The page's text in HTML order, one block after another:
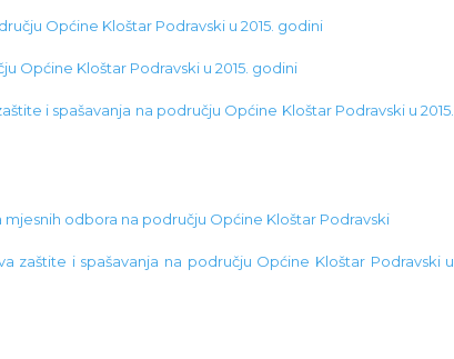
Općine Kloštar Podravski u 2015. godini
Općine Kloštar Podravski u 2015. godini
i spašavanja na području Općine Kloštar Podravski u 2015.
odbora na području Općine Kloštar Podravski
zaštite i spašavanja na području Općine Kloštar Podravski u